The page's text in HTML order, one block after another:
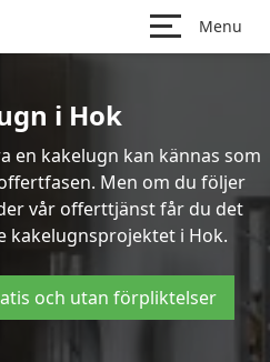
Menu
i Hok
en kakelugn kan kännas som
Men om du följer
vår offerttjänst får du det
kakelugnsprojektet i Hok.
och utan förpliktelser